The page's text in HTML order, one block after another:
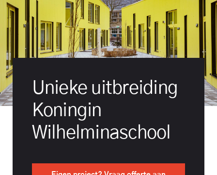
Unieke uitbreiding
Koningin
Wilhelminaschool